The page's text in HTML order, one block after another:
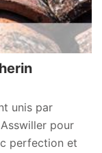
unis par
pour
perfection et